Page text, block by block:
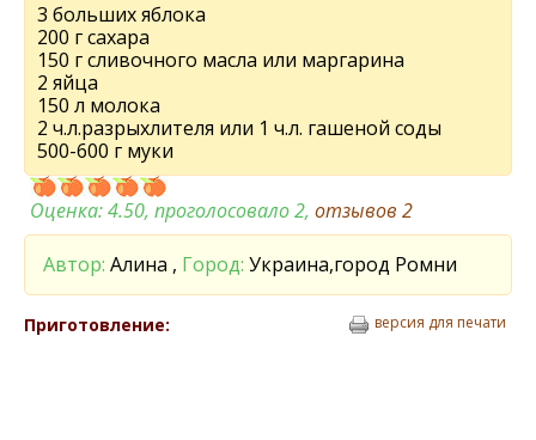
3 больших яблока
200 г сахара
150 г сливочного масла или маргарина
2 яйца
150 л молока
2 ч.л.разрыхлителя или 1 ч.л. гашеной соды
500-600 г муки
Оценка:4.50, проголосовало 2, отзывов 2
Автор: Алина , Город: Украина,город Ромни
Приготовление: версия для печати